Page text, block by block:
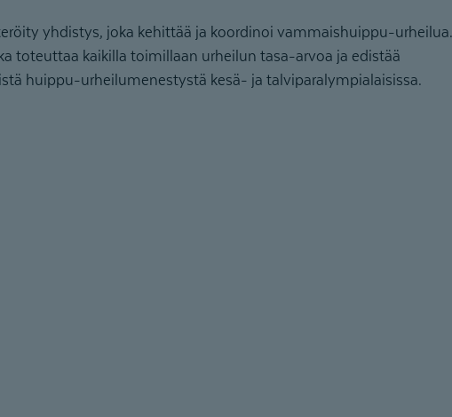
yhdistys, joka kehittää ja koordinoi vammaishuippu-urheilua.
toteuttaa kaikilla toimillaan urheilun tasa-arvoa ja edistää
huippu-urheilumenestystä kesä- ja talviparalympialaisissa.